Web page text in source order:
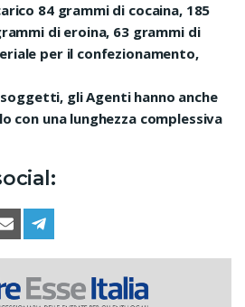
84 grammi di cocaina, 185
di eroina, 63 grammi di
per il confezionamento,
gli Agenti hanno anche
con una lunghezza complessiva
ON
SHARE ON
EMAIL